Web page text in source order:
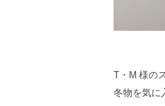
T・M 様の
冬物を気に